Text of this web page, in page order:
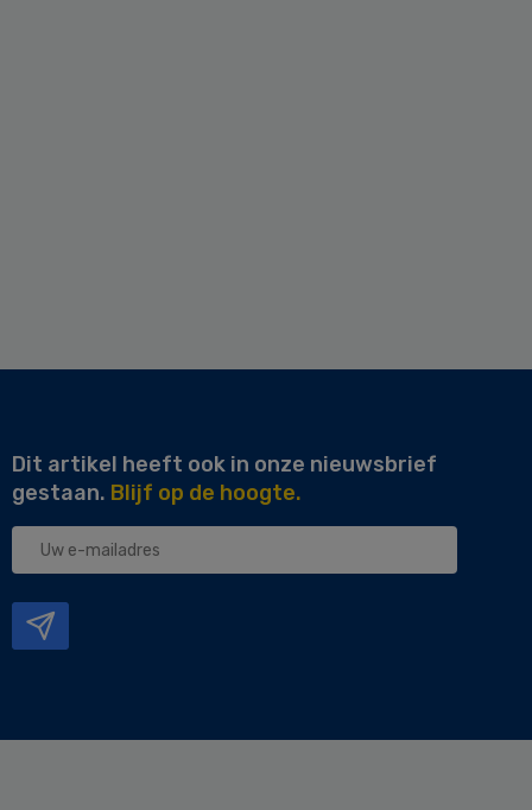
Dit artikel heeft ook in onze nieuwsbrief
gestaan. Blijf op de hoogte.
Uw